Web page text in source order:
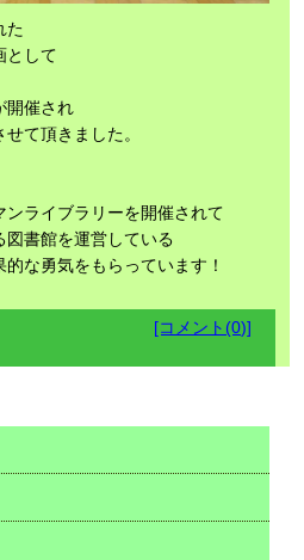
た
として
開催され
て頂きました。
ライブラリーを開催されて
書館を運営している
な勇気をもらっています！
[コメント(0)]